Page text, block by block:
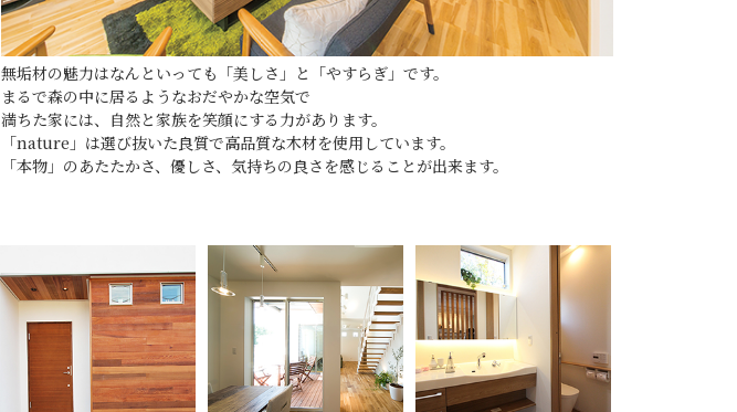
無垢材の魅力はなんといっても「美しさ」と「やすらぎ」です。
まるで森の中に居るようなおだやかな空気で
満ちた家には、自然と家族を笑顔にする力があります。
「nature」は選び抜いた良質で高品質な木材を使用しています。
「本物」のあたたかさ、優しさ、気持ちの良さを感じることが出来ます。